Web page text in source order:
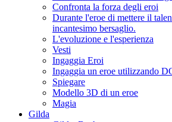
Confronta la forza degli eroi
Durante l'eroe di mettere il
incantesimo bersaglio.
L'evoluzione e l'esperienza
Vesti
Ingaggia Eroi
Ingaggia un eroe utilizzando
Spiegare
Modello 3D di un eroe
Magia
Gilda